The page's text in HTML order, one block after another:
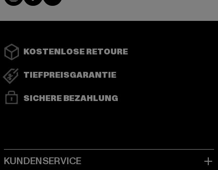
KOSTENLOSE RETOURE
TIEFPREISGARANTIE
SICHERE BEZAHLUNG